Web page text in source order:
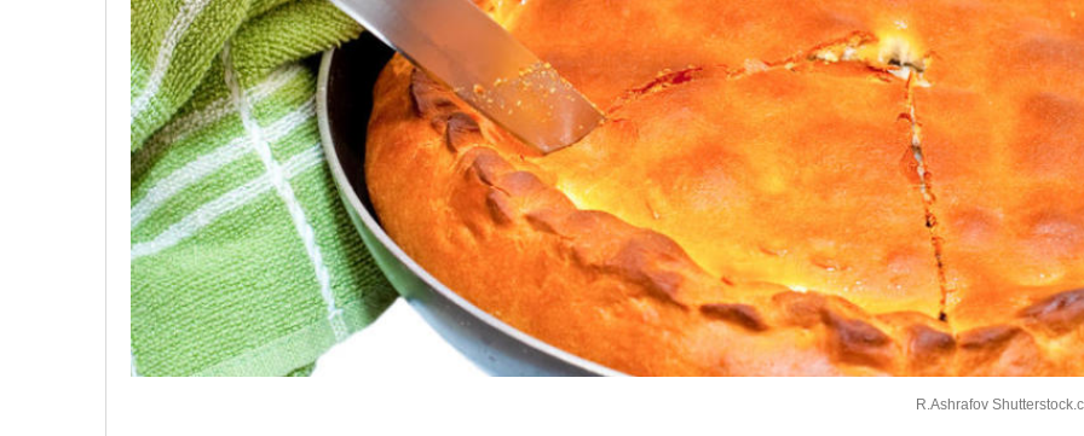
R.Ashrafov